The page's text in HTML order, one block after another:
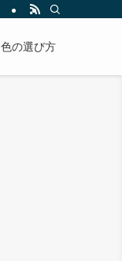
色の選び方